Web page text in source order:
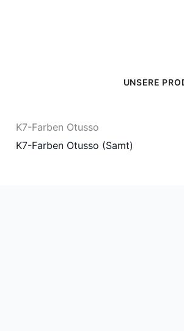
UNSERE
K7-Farben Otusso
K7-Farben Otusso (Samt)